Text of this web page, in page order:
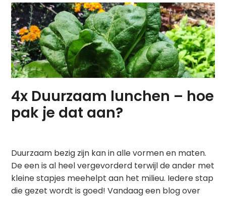
4x Duurzaam lunchen – hoe
pak je dat aan?
Duurzaam bezig zijn kan in alle vormen en maten.
De een is al heel vergevorderd terwijl de ander met
kleine stapjes meehelpt aan het milieu. Iedere stap
die gezet wordt is goed! Vandaag een blog over